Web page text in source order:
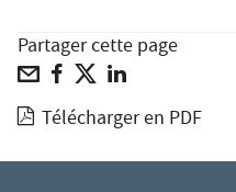
Partager cette page
Télécharger en PDF